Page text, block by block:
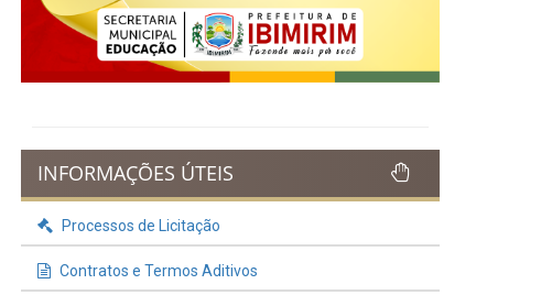
INFORMAÇÕES ÚTEIS
Processos de Licitação
Contratos e Termos Aditivos